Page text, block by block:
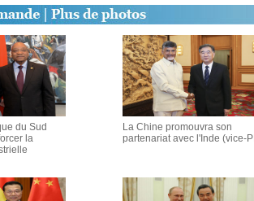
du Sud
la
La Chine promouvra son
partenariat avec l'Inde (vice-